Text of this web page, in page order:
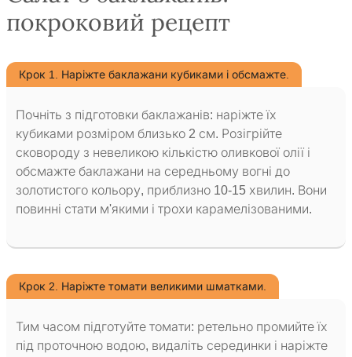
покроковий рецепт
Крок 1. Наріжте баклажани кубиками і обсмажте.
Почніть з підготовки баклажанів: наріжте їх
кубиками розміром близько 2 см. Розігрійте
сковороду з невеликою кількістю оливкової олії і
обсмажте баклажани на середньому вогні до
золотистого кольору, приблизно 10-15 хвилин. Вони
повинні стати м'якими і трохи карамелізованими.
Крок 2. Наріжте томати великими шматками.
Тим часом підготуйте томати: ретельно промийте їх
під проточною водою, видаліть серединки і наріжте